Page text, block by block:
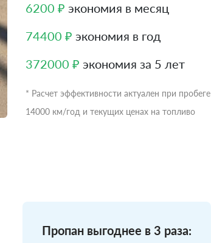
6200 ₽ экономия в месяц
74400 ₽ экономия в год
372000 ₽ экономия за 5 лет
* Расчет эффективности актуален при пробеге
14000 км/год и текущих ценах на топливо
Пропан выгоднее в 3 раза: